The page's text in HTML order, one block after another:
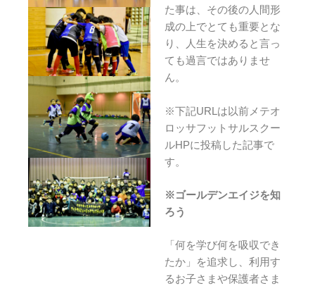
た事は、その後の人間形
成の上でとても重要とな
り、人生を決めると言っ
ても過言ではありませ
ん。
※下記URLは以前メテオ
ロッサフットサルスクー
ルHPに投稿した記事で
す。
※ゴールデンエイジを知
ろう
「何を学び何を吸収でき
たか」を追求し、利用す
るお子さまや保護者さま